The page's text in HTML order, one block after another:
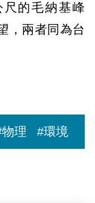
的毛納基峰
，兩者同為台
理 #環境